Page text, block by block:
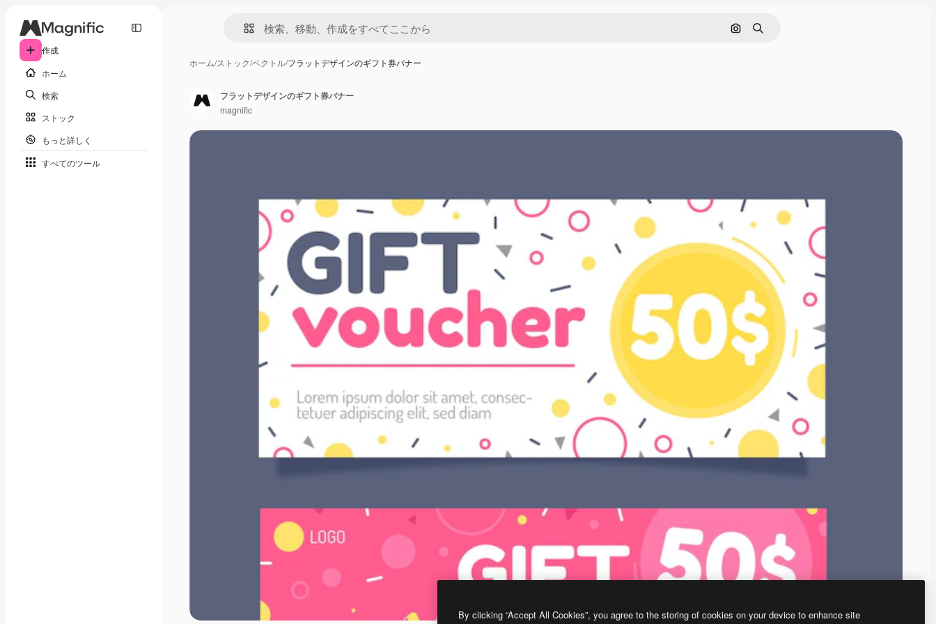
作成
ホーム
検索
ストック
もっと詳しく
すべてのツール
画像で検索
検索
ホーム/ストック/ベクトル/フラットデザインのギフト券バナー
フラットデザインのギフト券バナー
magnific
By clicking “Accept All Cookies”, you agree to the storing of cookies on your device to enhance site